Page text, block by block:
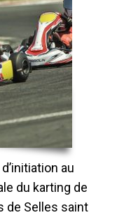
au
du karting de
de Selles saint